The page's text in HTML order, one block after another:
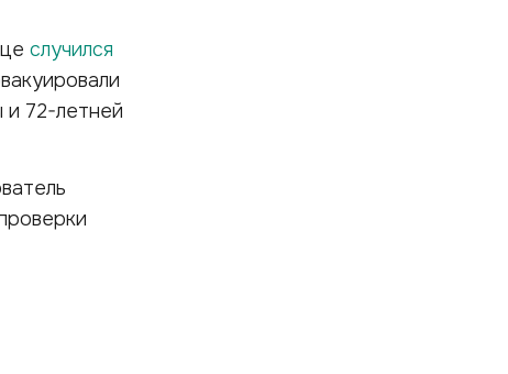
случился
и 72-летней